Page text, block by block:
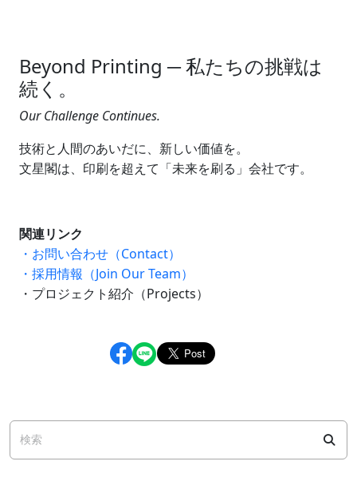
Beyond Printing ─ 私たちの挑戦は
続く。
Our Challenge Continues.
技術と人間のあいだに、新しい価値を。
文星閣は、印刷を超えて「未来を刷る」会社です。
関連リンク
・お問い合わせ（Contact）
・採用情報（Join Our Team）
・プロジェクト紹介（Projects）